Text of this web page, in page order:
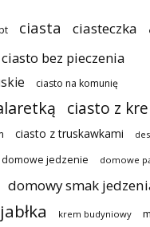
ciasta ciasteczka
ciasto bez pieczenia
ciasto na komunię
ciasto z
ciasto z truskawkami
domowe jedzenie domowe
domowy smak
jabłka krem budyniowy